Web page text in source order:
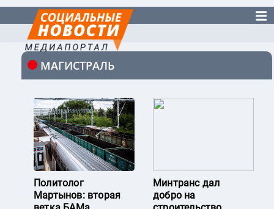
МАГИСТРАЛЬ
Политолог
Мартынов: вторая
Минтранс дал
добро на